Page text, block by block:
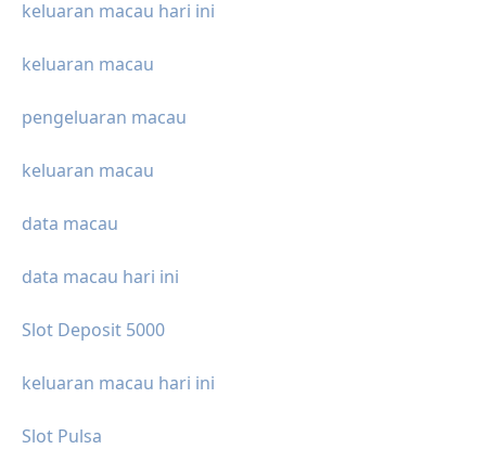
keluaran macau hari ini
keluaran macau
pengeluaran macau
keluaran macau
data macau
data macau hari ini
Slot Deposit 5000
keluaran macau hari ini
Slot Pulsa